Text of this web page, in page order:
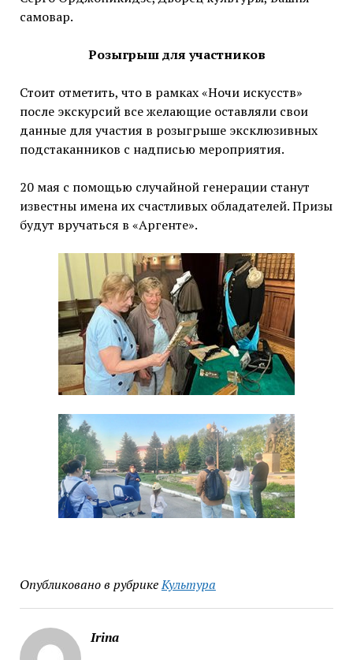
самовар.
Розыгрыш для участников
Стоит отметить, что в рамках «Ночи искусств»
после экскурсий все желающие оставляли свои
данные для участия в розыгрыше эксклюзивных
подстаканников с надписью мероприятия.
20 мая с помощью случайной генерации станут
известны имена их счастливых обладателей. Призы
будут вручаться в «Аргенте».
Опубликовано в рубрикеКультура
Irina